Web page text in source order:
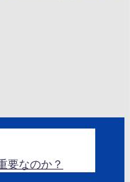
要なのか？